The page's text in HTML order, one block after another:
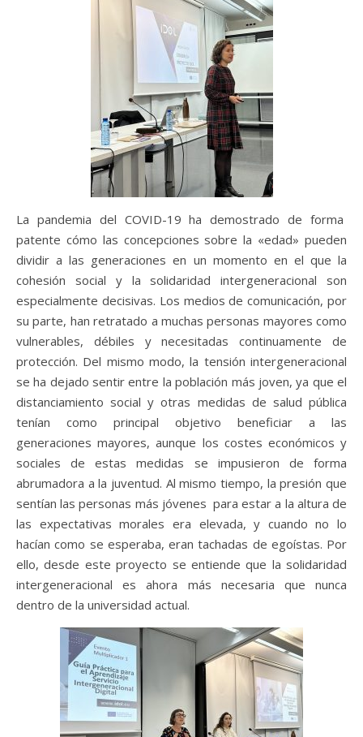
La pandemia del COVID-19 ha demostrado de forma
patente cómo las concepciones sobre la «edad» pueden
dividir a las generaciones en un momento en el que la
cohesión social y la solidaridad intergeneracional son
especialmente decisivas. Los medios de comunicación, por
su parte, han retratado a muchas personas mayores como
vulnerables, débiles y necesitadas continuamente de
protección. Del mismo modo, la tensión intergeneracional
se ha dejado sentir entre la población más joven, ya que el
distanciamiento social y otras medidas de salud pública
tenían como principal objetivo beneficiar a las
generaciones mayores, aunque los costes económicos y
sociales de estas medidas se impusieron de forma
abrumadora a la juventud. Al mismo tiempo, la presión que
sentían las personas más jóvenes para estar a la altura de
las expectativas morales era elevada, y cuando no lo
hacían como se esperaba, eran tachadas de egoístas. Por
ello, desde este proyecto se entiende que la solidaridad
intergeneracional es ahora más necesaria que nunca
dentro de la universidad actual.